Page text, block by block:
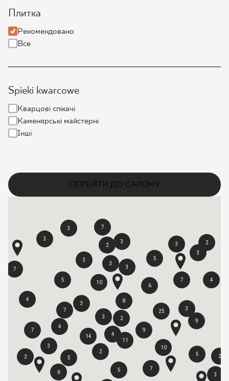
ПРОЄКТУВАННЯ
МІЙ ПРОФІЛЬ
PL EN SK DE UK RU
Плитка
Рекомендовано
Все
Spieki kwarcowe
Кварцові спікачі
Каменярські майстерні
Інші
ПЕРЕЙТИ ДО САЛОНУ
6
3
14
9
3
10
5
7
4
3
7
9
5
25
3
7
4
5
11
10
2
3
6
3
3
3
3
7
3
5
2 2
3
3
8
4
7
7
5
2
4
3
2
2